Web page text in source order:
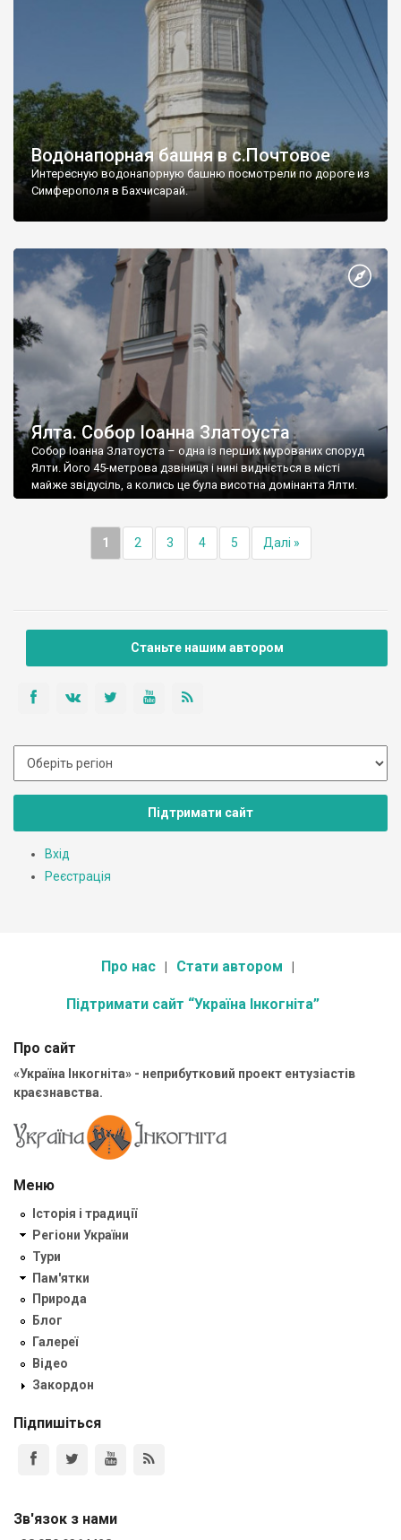
Водонапорная башня в с.Почтовое
Интересную водонапорную башню посмотрели по дороге из
Симферополя в Бахчисарай.
Ялта. Собор Іоанна Златоуста
Собор Іоанна Златоуста – одна із перших мурованих споруд
Ялти. Його 45-метрова дзвіниця і нині видніється в місті
майже звідусіль, а колись це була висотна домінанта Ялти.
1 2 3 4 5 Далі »
Станьте нашим автором
Підтримати сайт
Вхід
Реєстрація
Про нас Стати автором
Підтримати сайт “Україна Інкогніта”
Про сайт
«Україна Інкогніта» - неприбутковий проект ентузіастів
краєзнавства.
Меню
Історія і традиції
Регіони України
Тури
Пам'ятки
Природа
Блог
Галереї
Відео
Закордон
Підпишіться
Зв'язок з нами